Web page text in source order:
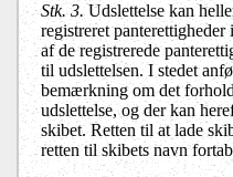
Stk. 3. Udslettelse kan
registreret
af de registrerede
til udslettelsen. I stedet
bemærkning om det
udslettelse, og der kan
skibet. Retten til at lade
retten til skibets navn